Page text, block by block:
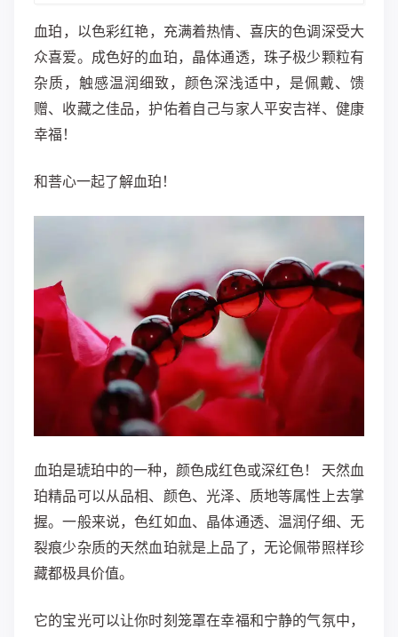
​​血珀，以色彩红艳，充满着热情、喜庆的色调深受大
众喜爱。成色好的血珀，晶体通透，珠子极少颗粒有
杂质，触感温润细致，颜色深浅适中，是佩戴、馈
赠、收藏之佳品，护佑着自己与家人平安吉祥、健康
幸福！
和菩心一起了解血珀！
血珀是琥珀中的一种，颜色成红色或深红色！ 天然血
珀精品可以从品相、颜色、光泽、质地等属性上去掌
握。一般来说，色红如血、晶体通透、温润仔细、无
裂痕少杂质的天然血珀就是上品了，无论佩带照样珍
藏都极具价值。
它的宝光可以让你时刻笼罩在幸福和宁静的气氛中，